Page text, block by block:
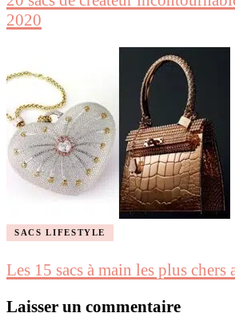
2020
SACS LIFESTYLE
Les 15 sacs à main les plus chers
Laisser un commentaire